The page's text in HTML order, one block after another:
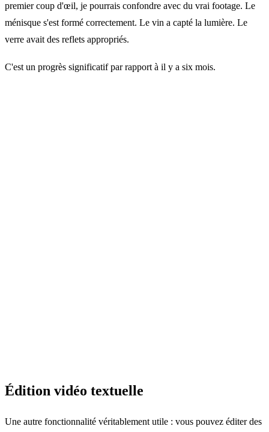
premier coup d'œil, je pourrais confondre avec du vrai footage. Le
ménisque s'est formé correctement. Le vin a capté la lumière. Le
verre avait des reflets appropriés.
C'est un progrès significatif par rapport à il y a six mois.
Édition vidéo textuelle
Une autre fonctionnalité véritablement utile : vous pouvez éditer des